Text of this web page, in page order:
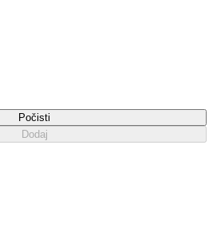
Počisti
Dodaj